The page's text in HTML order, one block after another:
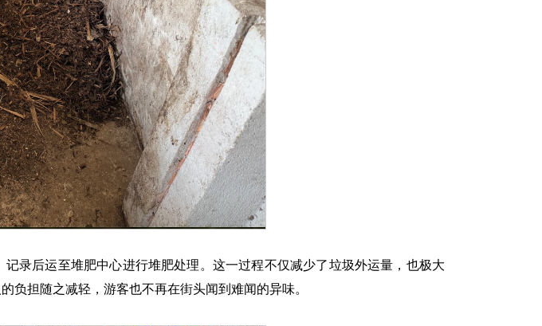
录后运至堆肥中心进行堆肥处理。这一过程不仅减少了垃圾外运量，也极大
负担随之减轻，游客也不再在街头闻到难闻的异味。